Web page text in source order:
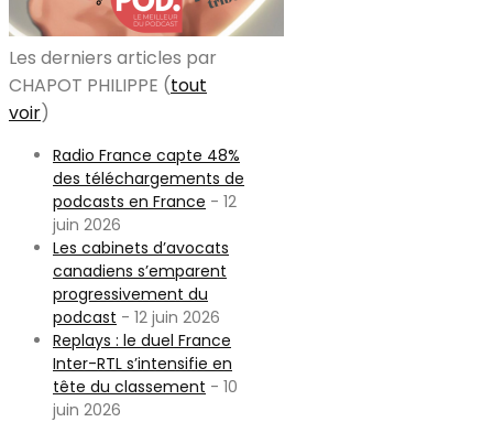
Les derniers articles par
CHAPOT PHILIPPE (tout
voir)
Radio France capte 48%
des téléchargements de
podcasts en France - 12
juin 2026
Les cabinets d’avocats
canadiens s’emparent
progressivement du
podcast - 12 juin 2026
Replays : le duel France
Inter-RTL s’intensifie en
tête du classement - 10
juin 2026